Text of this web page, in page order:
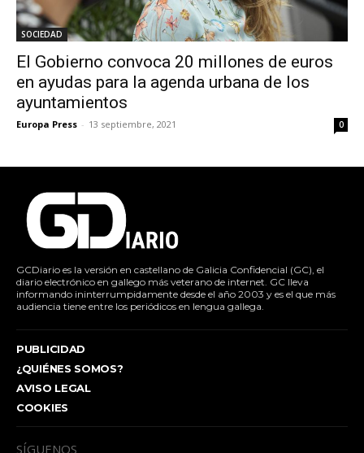
SOCIEDAD
El Gobierno convoca 20 millones de euros
en ayudas para la agenda urbana de los
ayuntamientos
Europa Press - 13 septiembre, 2021 0
GCDiario es la versión en castellano de Galicia Confidencial (GC), el
diario electrónico en gallego más veterano de internet. GC lleva
informando ininterrumpidamente desde el año 2003 y es el que más
audiencia tiene entre los periódicos en lengua gallega.
PUBLICIDAD
¿QUIÉNES SOMOS?
AVISO LEGAL
COOKIES
SÍGUENOS